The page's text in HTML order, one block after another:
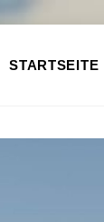
STARTSEITE